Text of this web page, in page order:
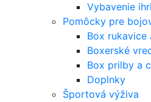
Vybavenie
Pomôcky pre
Box rukavice
Boxerské
Box prilby a
Doplnky
Športová výživa